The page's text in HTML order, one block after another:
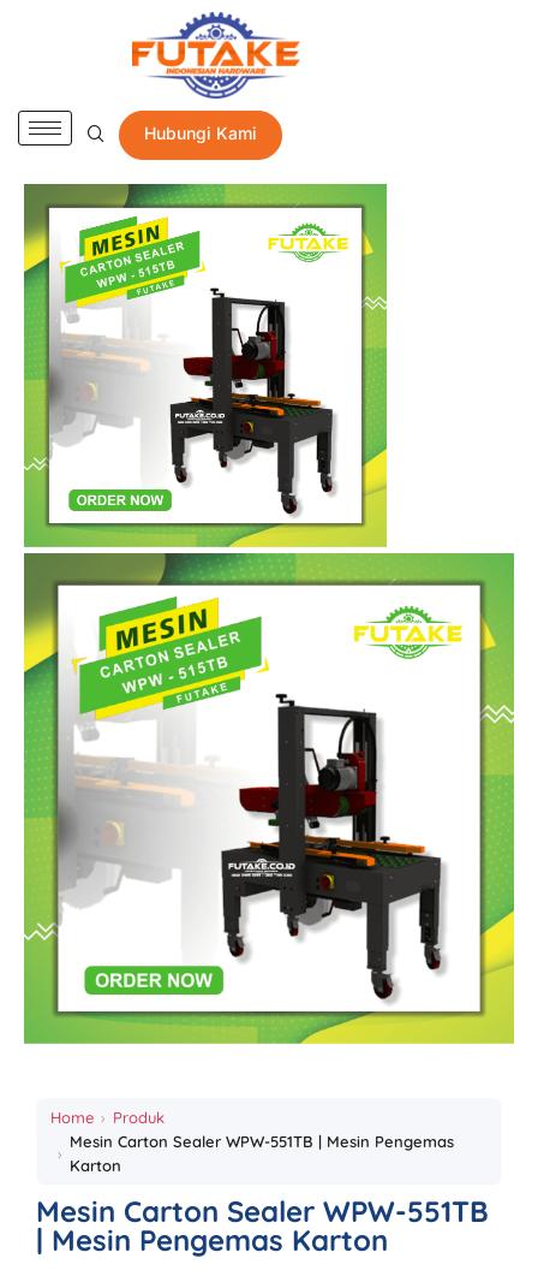
Hubungi Kami
Home
Produk
Mesin Carton Sealer WPW-551TB | Mesin Pengemas
Karton
Mesin Carton Sealer WPW-551TB
| Mesin Pengemas Karton